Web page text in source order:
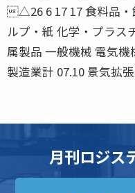
△26 6 17 17 食料品・
ルプ・紙 化学・プラス
属製品 一般機械 電気
製造業計 07.10 景気拡
月刊ロジス